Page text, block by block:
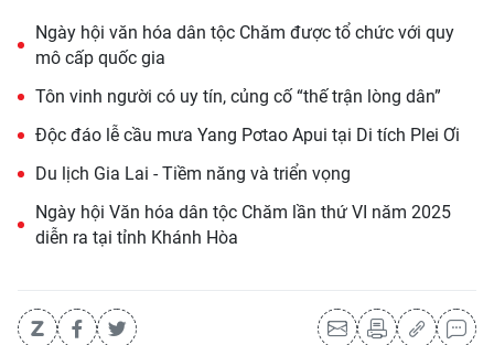
Ngày hội văn hóa dân tộc Chăm được tổ chức với quy
mô cấp quốc gia
Tôn vinh người có uy tín, củng cố “thế trận lòng dân”
Độc đáo lễ cầu mưa Yang Pơtao Apui tại Di tích Plei Ơi
Du lịch Gia Lai - Tiềm năng và triển vọng
Ngày hội Văn hóa dân tộc Chăm lần thứ VI năm 2025
diễn ra tại tỉnh Khánh Hòa